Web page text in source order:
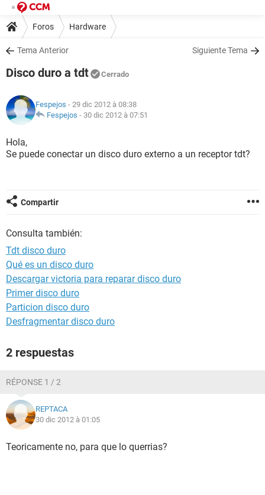
Foros Hardware
Tema Anterior Siguiente Tema
Disco duro a tdt Cerrado
Fespejos - 29 dic 2012 à 08:38
Fespejos - 30 dic 2012 à 07:51
Hola,
Se puede conectar un disco duro externo a un receptor tdt?
Compartir
Consulta también:
Tdt disco duro
Qué es un disco duro
Descargar victoria para reparar disco duro
Primer disco duro
Particion disco duro
Desfragmentar disco duro
2 respuestas
RÉPONSE 1 / 2
REPTACA
30 dic 2012 à 01:05
Teoricamente no, para que lo querrias?